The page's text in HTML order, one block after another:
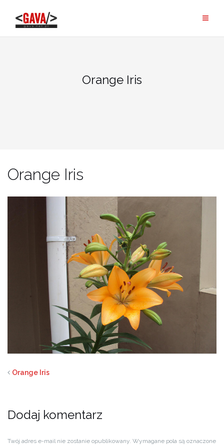
content
Orange Iris
Orange Iris
Orange Iris
Dodaj komentarz
Twój adres e-mail nie zostanie opublikowany. Wymagane pola są oznaczone